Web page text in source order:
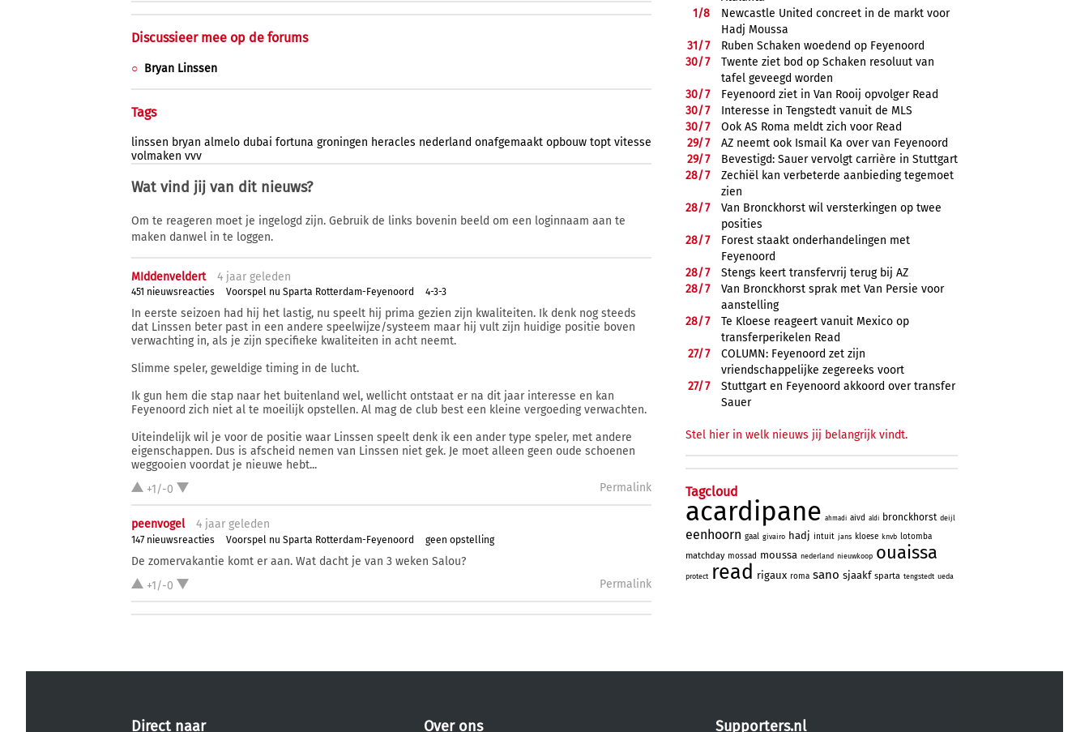
Discussieer mee op de forums
Bryan Linssen
Tags
linssen bryan almelo dubai fortuna groningen heracles nederland onafgemaakt opbouw topt vitesse
volmaken vvv
Wat vind jij van dit nieuws?
Om te reageren moet je ingelogd zijn. Gebruik de links bovenin beeld om een loginnaam aan te
maken danwel in te loggen.
MIddenveldert 4 jaar geleden
451 nieuwsreacties Voorspel nu Sparta Rotterdam-Feyenoord 4-3-3
In eerste seizoen had hij het lastig, nu speelt hij prima gezien zijn kwaliteiten. Ik denk nog steeds
dat Linssen beter past in een andere speelwijze/systeem maar hij vult zijn huidige positie boven
verwachting in, als je zijn specifieke kwaliteiten in acht neemt.
Slimme speler, geweldige timing in de lucht.
Ik gun hem die stap naar het buitenland wel, wellicht ontstaat er na dit jaar interesse en kan
Feyenoord zich niet al te moeilijk opstellen. Al mag de club best een kleine vergoeding verwachten.
Uiteindelijk wil je voor de positie waar Linssen speelt denk ik een ander type speler, met andere
eigenschappen. Dus is afscheid nemen van Linssen niet gek. Je moet alleen geen oude schoenen
weggooien voordat je nieuwe hebt...
+1/-0
Permalink
peenvogel 4 jaar geleden
147 nieuwsreacties Voorspel nu Sparta Rotterdam-Feyenoord geen opstelling
De zomervakantie komt er aan. Wat dacht je van 3 weken Salou?
+1/-0
Permalink
1/8
Newcastle United concreet in de markt voor
Hadj Moussa
31/7
Ruben Schaken woedend op Feyenoord
30/7
Twente ziet bod op Schaken resoluut van
tafel geveegd worden
30/7
Feyenoord ziet in Van Rooij opvolger Read
30/7
Interesse in Tengstedt vanuit de MLS
30/7
Ook AS Roma meldt zich voor Read
29/7
AZ neemt ook Ismail Ka over van Feyenoord
29/7
Bevestigd: Sauer vervolgt carrière in Stuttgart
28/7
Zechiël kan verbeterde aanbieding tegemoet
zien
28/7
Van Bronckhorst wil versterkingen op twee
posities
28/7
Forest staakt onderhandelingen met
Feyenoord
28/7
Stengs keert transfervrij terug bij AZ
28/7
Van Bronckhorst sprak met Van Persie voor
aanstelling
28/7
Te Kloese reageert vanuit Mexico op
transferperikelen Read
27/7
COLUMN: Feyenoord zet zijn
vriendschappelijke zegereeks voort
27/7
Stuttgart en Feyenoord akkoord over transfer
Sauer
Stel hier in welk nieuws jij belangrijk vindt.
Tagcloud
acardipane ahmadi aivd aldi bronckhorst deijl
eenhoorn gaal givairo hadj intuit jans kloese knvb lotomba
matchday mossad moussa nederland nieuwkoop ouaissa
protect read rigaux roma sano sjaakf sparta tengstedt ueda
Direct naar Over ons Supporters.nl